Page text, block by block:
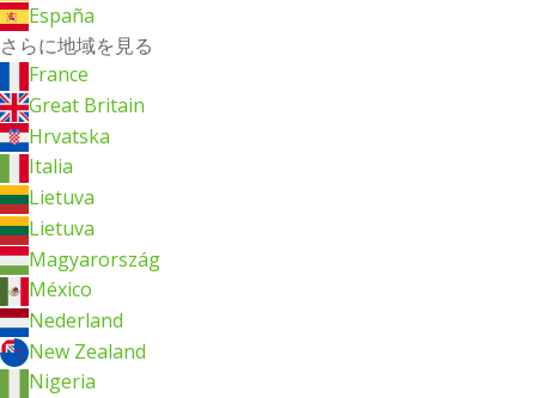
España
さらに地域を見る
France
Great Britain
Hrvatska
Italia
Lietuva
Lietuva
Magyarország
México
Nederland
New Zealand
Nigeria